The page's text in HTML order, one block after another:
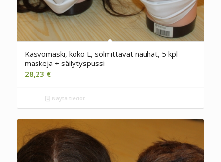
Kasvomaski, koko L, solmittavat nauhat, 5 kpl
maskeja + säilytyspussi
28,23 €
Näytä tiedot